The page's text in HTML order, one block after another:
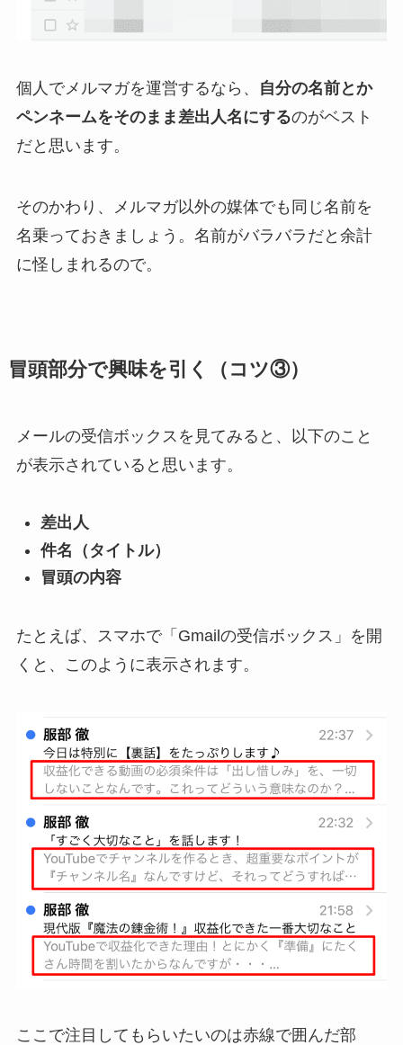
個人でメルマガを運営するなら、
自分の名前とか
ペンネームをそのまま差出人名にするのがベスト
だと思います。
そのかわり、メルマガ以外の媒体でも同じ名前を
名乗っておきましょう。名前がバラバラだと余計
に怪しまれるので。
冒頭部分で興味を引く（コツ③）
メールの受信ボックスを見てみると、以下のこと
が表示されていると思います。
差出人
件名（タイトル）
冒頭の内容
たとえば、スマホで「Gmailの受信ボックス」を開
くと、このように表示されます。
ここで注目してもらいたいのは赤線で囲んだ部